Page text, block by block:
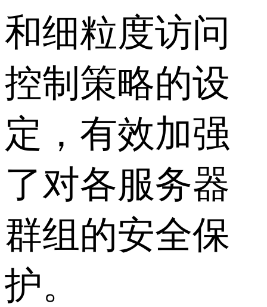
和细粒度访问
控制策略的设
定，有效加强
了对各服务器
群组的安全保
护。